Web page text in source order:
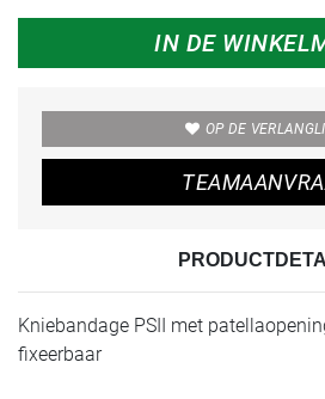
IN DE
OP DE
Kniebandage PSII met
fixeerbaar